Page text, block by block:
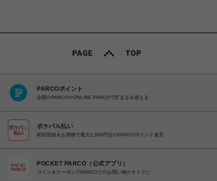
PARCOポイント
全国のPARCOやONLINE PARCOで貯まる＆使える
ポケパル払い
初回登録＆お買物で最大1,500円分のPARCOポイント進呈
POCKET PARCO（公式アプリ）
コイン＆クーポンでPARCOでのお買い物がオトクに